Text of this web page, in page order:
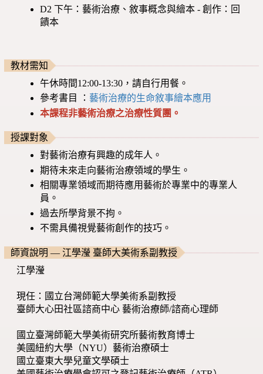
D2 下午：藝術治療、敘事概念與繪本 - 創作：回
饋本
教材需知
午休時間12:00-13:30，請自行用餐。
參考書目 ：藝術治療的生命敘事繪本應用
本課程非藝術治療之治療性質團。
授課對象
對藝術治療有興趣的成年人。
期待未來走向藝術治療領域的學生。
相關專業領域而期待應用藝術於專業中的專業人
員。
過去所學背景不拘。
不需具備視覺藝術創作的技巧。
師資說明 — 江學瀅 臺師大美術系副教授
江學瀅
現任：國立台灣師範大學美術系副教授
臺師大心田社區諮商中心 藝術治療師/諮商心理師
國立臺灣師範大學美術研究所藝術教育博士
美國紐約大學（NYU）藝術治療碩士
國立臺東大學兒童文學碩士